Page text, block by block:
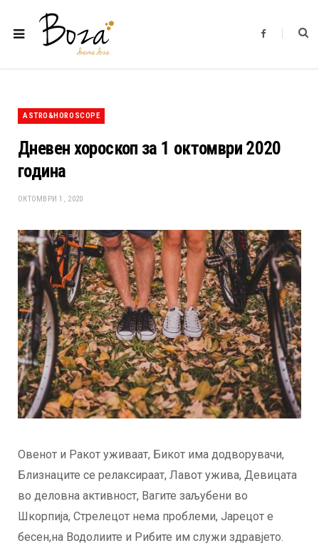
F
b
ASTRO&HOROSCOPE
Дневен хороскоп за 1 октомври 2020
година
ОКТОМВРИ 1, 2020
Овенот и Ракот уживаат, Бикот има додворувачи,
Близнаците се релаксираат, Лавот ужива, Девицата
во деловна активност, Вагите заљубени во
Шкорпија, Стрелецот нема проблеми, Јарецот е
бесен,на Водолиите и Рибите им служи здравјето.